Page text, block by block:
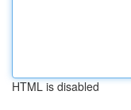
HTML is disabled